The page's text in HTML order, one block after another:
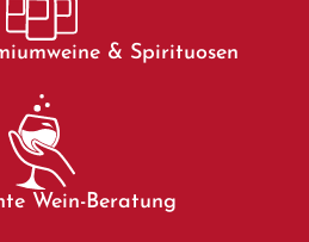
& Spirituosen
Wein-Beratung